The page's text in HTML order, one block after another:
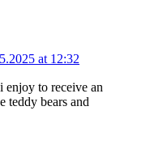
at 12:32
enjoy to receive an
teddy bears and